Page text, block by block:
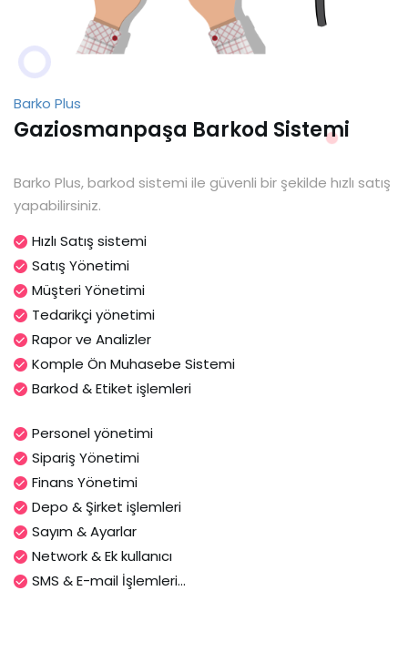
Barko Plus
Gaziosmanpaşa Barkod Sistemi
Barko Plus, barkod sistemi ile güvenli bir şekilde hızlı satış
yapabilirsiniz.
Hızlı Satış sistemi
Satış Yönetimi
Müşteri Yönetimi
Tedarikçi yönetimi
Rapor ve Analizler
Komple Ön Muhasebe Sistemi
Barkod & Etiket işlemleri
Personel yönetimi
Sipariş Yönetimi
Finans Yönetimi
Depo & Şirket işlemleri
Sayım & Ayarlar
Network & Ek kullanıcı
SMS & E-mail İşlemleri...